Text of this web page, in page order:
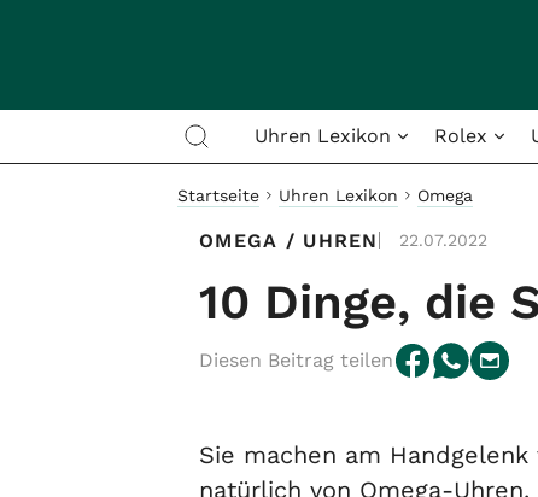
Uhren Lexikon Rolex
Startseite Uhren Lexikon Omega
OMEGA / UHREN 22.07.2022
10 Dinge, die
Diesen Beitrag teilen
Sie machen am
natürlich von Omega-